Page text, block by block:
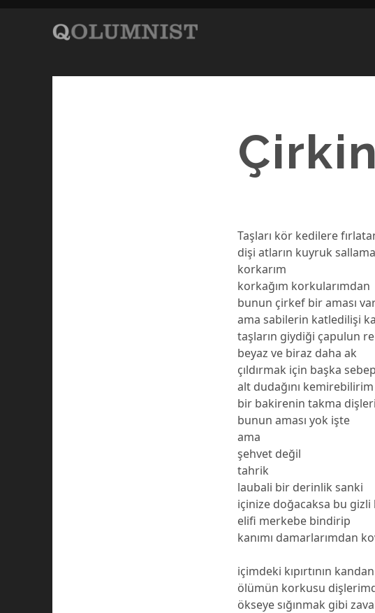
Taşları kör kedilere
dişi atların kuyruk
korkarım
korkağım korkularımdan
bunun çirkef bir aması
ama sabilerin katledilişi
taşların giydiği çapulun
beyaz ve biraz daha ak
çıldırmak için başka
alt dudağını
bir bakirenin takma
bunun aması yok işte
ama
şehvet değil
tahrik
laubali bir derinlik sanki
içinize doğacaksa bu gizli
elifi merkebe bindirip
kanımı damarlarımdan
içimdeki kıpırtının
ölümün korkusu
ökseye sığınmak gibi